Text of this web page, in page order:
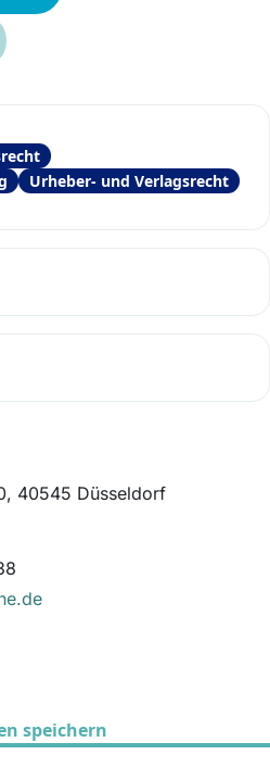
40545 Düsseldorf
Urheber- und Verlagsrecht
speichern